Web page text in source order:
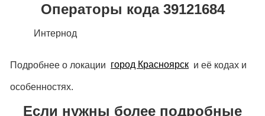
Операторы кода 39121684
Интернод
Подробнее о локации город Красноярск и её кодах и
особенностях.
Если нужны более подробные